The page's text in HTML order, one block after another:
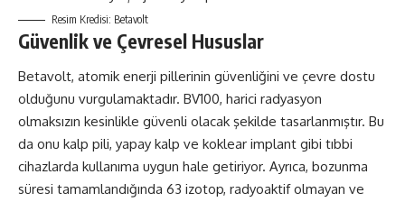
Resim Kredisi: Betavolt
Güvenlik ve Çevresel Hususlar
Betavolt, atomik enerji pillerinin güvenliğini ve çevre dostu
olduğunu vurgulamaktadır. BV100, harici radyasyon
olmaksızın kesinlikle güvenli olacak şekilde tasarlanmıştır. Bu
da onu kalp pili, yapay kalp ve koklear implant gibi tıbbi
cihazlarda kullanıma uygun hale getiriyor. Ayrıca, bozunma
süresi tamamlandığında 63 izotop, radyoaktif olmayan ve